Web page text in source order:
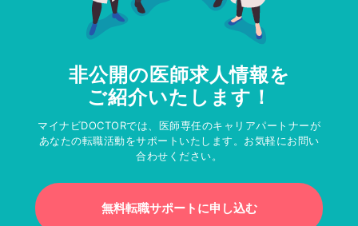
非公開の医師求人情報を
ご紹介いたします！
マイナビDOCTORでは、医師専任のキャリアパートナーが
あなたの転職活動をサポートいたします。お気軽にお問い
合わせください。
無料転職サポートに申し込む